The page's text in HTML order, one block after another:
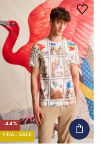
-44%
FINAL SALE